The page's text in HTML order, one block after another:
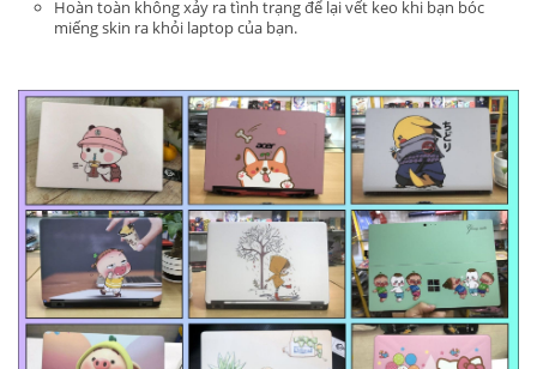
Hoàn toàn không xảy ra tình trạng để lại vết keo khi bạn bóc
miếng skin ra khỏi laptop của bạn.